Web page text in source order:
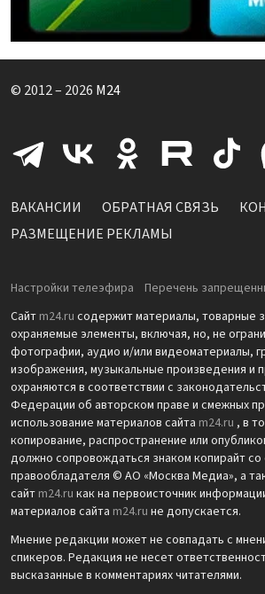
© 2012 – 2026 M24
ВАКАНСИИ ОБРАТНАЯ СВЯЗЬ
РАЗМЕЩЕНИЕ РЕКЛАМЫ
Настройки телеэфира
Перечень
Сайт m24.ru содержит материалы, товарные
охраняемые элементы, включая, но, не
фотографии, аудио и/или видеоматериалы,
изображения, музыкальные произведения и
охраняются в соответствии с
Федерации об авторском праве и смежных
использование материалов сайта m24.ru , в
копирование, распространение или
должно сопровождаться знаком копирайт со
правообладателя © АО «Москва Медиа», а
сайт m24.ru как на первоисточник
материалов сайта m24.ru не допускается.
Мнение редакции может не совпадать с
спикеров. Редакция не несет
высказанные в комментариях читателями.